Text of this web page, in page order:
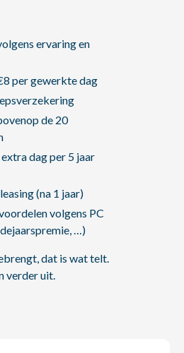
ervaring en
per gewerkte dag
de 20
dag per 5 jaar
(na 1 jaar)
volgens PC
…)
dat is wat telt.
verder uit.